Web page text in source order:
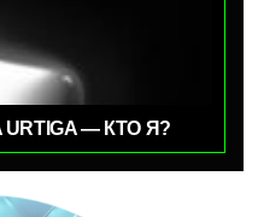
— КТО Я?